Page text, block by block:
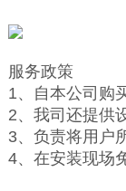
服务政策
1、自本公司购
2、我司还提供
3、负责将用户
4、在安装现场